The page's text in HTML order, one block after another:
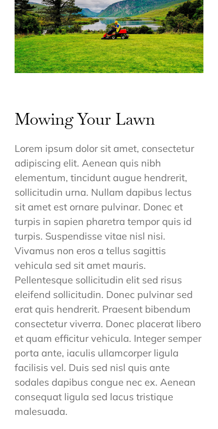
Mowing Your Lawn
Lorem ipsum dolor sit amet, consectetur
adipiscing elit. Aenean quis nibh
elementum, tincidunt augue hendrerit,
sollicitudin urna. Nullam dapibus lectus
sit amet est ornare pulvinar. Donec et
turpis in sapien pharetra tempor quis id
turpis. Suspendisse vitae nisl nisi.
Vivamus non eros a tellus sagittis
vehicula sed sit amet mauris.
Pellentesque sollicitudin elit sed risus
eleifend sollicitudin. Donec pulvinar sed
erat quis hendrerit. Praesent bibendum
consectetur viverra. Donec placerat libero
et quam efficitur vehicula. Integer semper
porta ante, iaculis ullamcorper ligula
facilisis vel. Duis sed nisl quis ante
sodales dapibus congue nec ex. Aenean
consequat ligula sed lacus tristique
malesuada.